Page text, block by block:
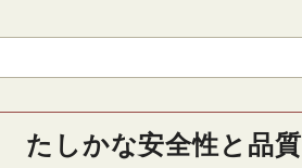
たしかな安全性と品質